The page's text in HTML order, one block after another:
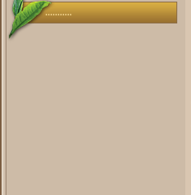
...........